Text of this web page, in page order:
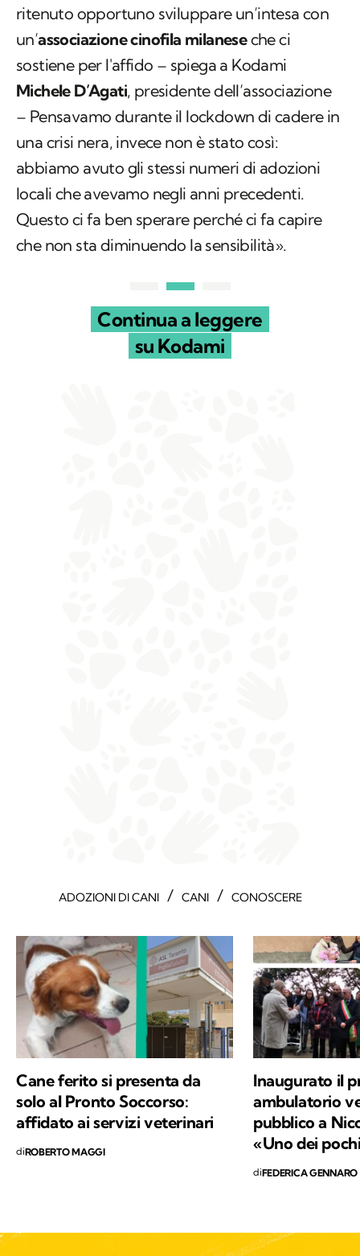
ritenuto opportuno sviluppare un’intesa con
un’associazione cinofila milaneseche ci
sostiene per l'affido – spiega a Kodami
Michele D’Agati, presidente dell’associazione
– Pensavamo durante il lockdown di cadere in
una crisi nera, invece non è stato così:
abbiamo avuto gli stessi numeri di adozioni
locali che avevamo negli anni precedenti.
Questo ci fa ben sperare perché ci fa capire
che non sta diminuendo la sensibilità».
Continua a leggere
su Kodami
ADOZIONI DI CANI / CANI / CONOSCERE
Cane ferito si presenta da
solo al Pronto Soccorso:
affidato ai servizi veterinari
diROBERTO MAGGI
Inaugurato il
ambulatorio
pubblico a
«Uno dei
diFEDERICA GENNARO